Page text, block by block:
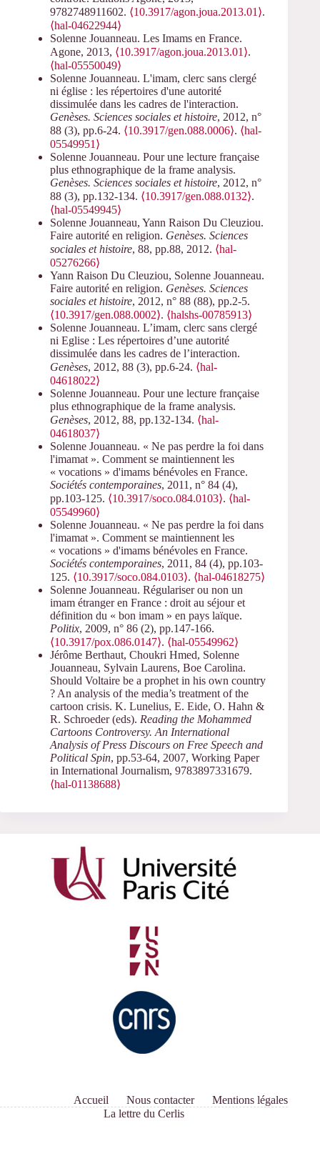
9782748911602. ⟨10.3917/agon.joua.2013.01⟩.
⟨hal-04622944⟩
Solenne Jouanneau. Les Imams en France.
Agone, 2013, ⟨10.3917/agon.joua.2013.01⟩.
⟨hal-05550049⟩
Solenne Jouanneau. L'imam, clerc sans clergé
ni église : les répertoires d'une autorité
dissimulée dans les cadres de l'interaction.
Genèses. Sciences sociales et histoire, 2012, n°
88 (3), pp.6-24. ⟨10.3917/gen.088.0006⟩. ⟨hal-
05549951⟩
Solenne Jouanneau. Pour une lecture française
plus ethnographique de la frame analysis.
Genèses. Sciences sociales et histoire, 2012, n°
88 (3), pp.132-134. ⟨10.3917/gen.088.0132⟩.
⟨hal-05549945⟩
Solenne Jouanneau, Yann Raison Du Cleuziou.
Faire autorité en religion. Genèses. Sciences
sociales et histoire, 88, pp.88, 2012. ⟨hal-
05276266⟩
Yann Raison Du Cleuziou, Solenne Jouanneau.
Faire autorité en religion. Genèses. Sciences
sociales et histoire, 2012, n° 88 (88), pp.2-5.
⟨10.3917/gen.088.0002⟩. ⟨halshs-00785913⟩
Solenne Jouanneau. L’imam, clerc sans clergé
ni Eglise : Les répertoires d’une autorité
dissimulée dans les cadres de l’interaction.
Genèses, 2012, 88 (3), pp.6-24. ⟨hal-
04618022⟩
Solenne Jouanneau. Pour une lecture française
plus ethnographique de la frame analysis.
Genèses, 2012, 88, pp.132-134. ⟨hal-
04618037⟩
Solenne Jouanneau. « Ne pas perdre la foi dans
l'imamat ». Comment se maintiennent les
« vocations » d'imams bénévoles en France.
Sociétés contemporaines, 2011, n° 84 (4),
pp.103-125. ⟨10.3917/soco.084.0103⟩. ⟨hal-
05549960⟩
Solenne Jouanneau. « Ne pas perdre la foi dans
l'imamat ». Comment se maintiennent les
« vocations » d'imams bénévoles en France.
Sociétés contemporaines, 2011, 84 (4), pp.103-
125. ⟨10.3917/soco.084.0103⟩. ⟨hal-04618275⟩
Solenne Jouanneau. Régulariser ou non un
imam étranger en France : droit au séjour et
définition du « bon imam » en pays laïque.
Politix, 2009, n° 86 (2), pp.147-166.
⟨10.3917/pox.086.0147⟩. ⟨hal-05549962⟩
Jérôme Berthaut, Choukri Hmed, Solenne
Jouanneau, Sylvain Laurens, Boe Carolina.
Should Voltaire be a prophet in his own country
? An analysis of the media’s treatment of the
cartoon crisis. K. Lunelius, E. Eide, O. Hahn &
R. Schroeder (eds). Reading the Mohammed
Cartoons Controversy. An International
Analysis of Press Discours on Free Speech and
Political Spin, pp.53-64, 2007, Working Paper
in International Journalism, 9783897331679.
⟨hal-01138688⟩
Accueil Nous contacter
Mentions légales
La lettre du Cerlis